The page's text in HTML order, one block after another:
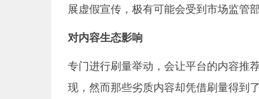
展虚假宣传，极有可能会受到市场监管
对内容生态影响
专门进行刷量举动，会让平台的内容推
现，然而那些劣质内容却凭借刷量得到